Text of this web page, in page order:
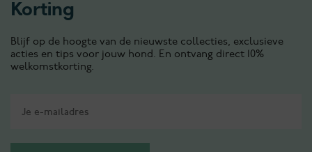
Korting
Blijf op de hoogte van de nieuwste collecties, exclusieve
acties en tips voor jouw hond. En ontvang direct 10%
welkomstkorting.